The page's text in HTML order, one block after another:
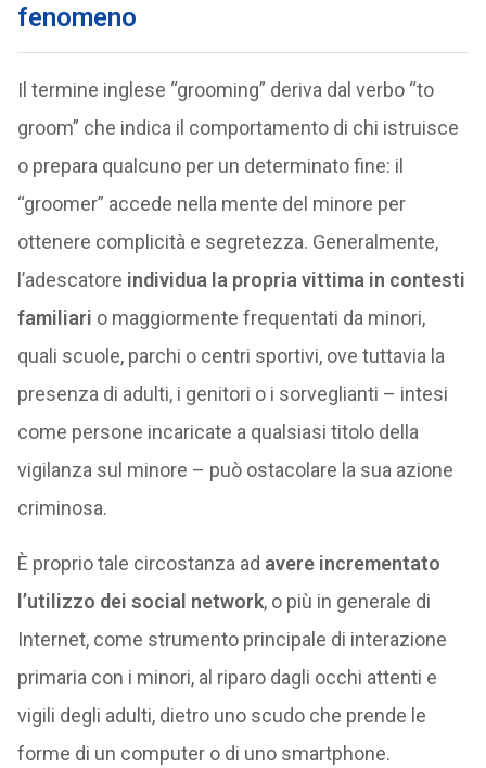
fenomeno
Il termine inglese “grooming” deriva dal verbo “to
groom” che indica il comportamento di chi istruisce
o prepara qualcuno per un determinato fine: il
“groomer” accede nella mente del minore per
ottenere complicità e segretezza. Generalmente,
l’adescatore individua la propria vittima in contesti
familiari o maggiormente frequentati da minori,
quali scuole, parchi o centri sportivi, ove tuttavia la
presenza di adulti, i genitori o i sorveglianti – intesi
come persone incaricate a qualsiasi titolo della
vigilanza sul minore – può ostacolare la sua azione
criminosa.
È proprio tale circostanza ad avere incrementato
l’utilizzo dei social network, o più in generale di
Internet, come strumento principale di interazione
primaria con i minori, al riparo dagli occhi attenti e
vigili degli adulti, dietro uno scudo che prende le
forme di un computer o di uno smartphone.